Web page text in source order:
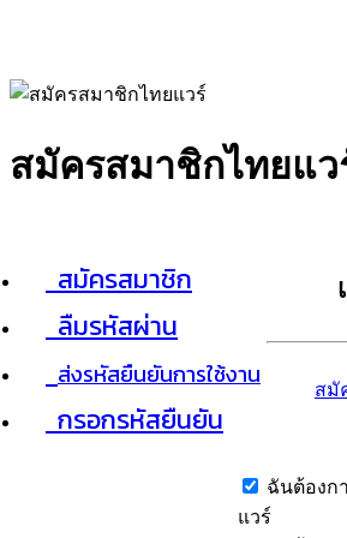
สมัครสมาชิกไทยแว
สมัครสมาชิก
ลืมรหัสผ่าน
ส่งรหัสยืนยันการใช้งาน
กรอกรหัสยืนยัน
สมั
ฉันต้องก
แวร์